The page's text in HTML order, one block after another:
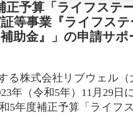
正予算「ライフステ
等事業『ライフス
助金』」の申請サポ
る株式会社リブウェル
年（令和5年）11月29日
5年度補正予算「ライフ